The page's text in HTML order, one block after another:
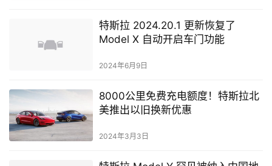
特斯拉 2024.20.1 更新恢复了
Model X 自动开启车门功能
2024年6月9日
8000公里免费充电额度！特斯拉北
美推出以旧换新优惠
2024年3月3日